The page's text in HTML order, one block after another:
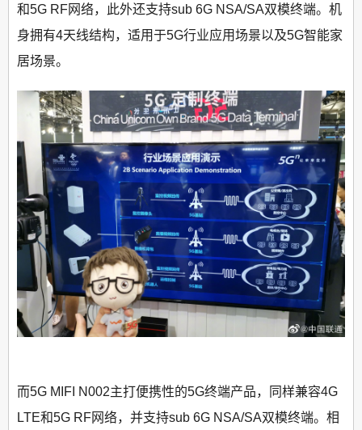
和5G RF网络，此外还支持sub 6G NSA/SA双模终端。机
身拥有4天线结构，适用于5G行业应用场景以及5G智能家
居场景。
而5G MIFI N002主打便携性的5G终端产品，同样兼容4G
LTE和5G RF网络，并支持sub 6G NSA/SA双模终端。相